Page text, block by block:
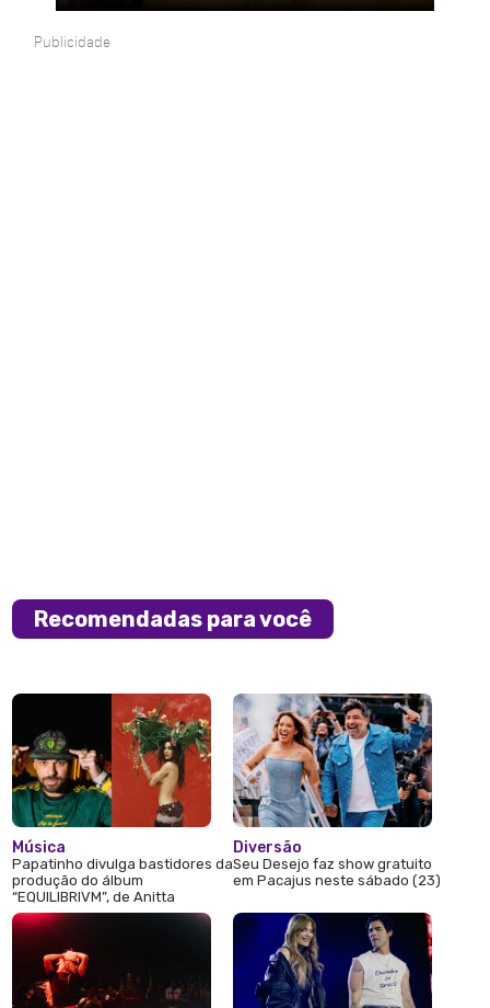
Publicidade
Recomendadas para você
Música
Papatinho divulga bastidores da
produção do álbum
“EQUILIBRIVM”, de Anitta
Diversão
Seu Desejo faz show gratuito
em Pacajus neste sábado (23)